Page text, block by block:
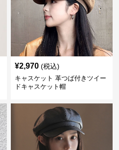
¥2,970 (税込)
キャスケット 革つば付きツイー
ドキャスケット帽